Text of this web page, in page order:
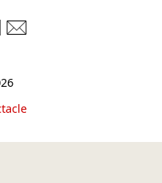
LinkedIn
sur Mastodon
sur Bluesky
Partager sur Facebook